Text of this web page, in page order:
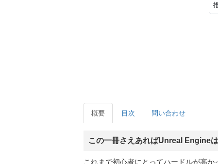
概要 目次 問い合わせ
この一冊さえあればUnreal Engineは
これまで初心者にとってハードルが高か